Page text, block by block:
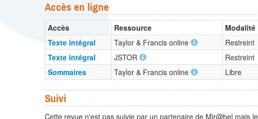
Accès en ligne
Accès Ressource Modalité
Texte intégral
Taylor & Francis online Restreint
Texte intégral
JSTOR Restreint
Sommaires
Taylor & Francis online Libre
Suivi
Cette revue n'est pas suivie par un partenaire de Mir@bel mais